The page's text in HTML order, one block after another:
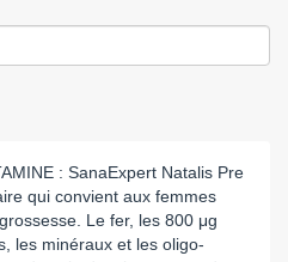
: SanaExpert Natalis Pre
qui convient aux femmes
Le fer, les 800 μg
les minéraux et les oligo-